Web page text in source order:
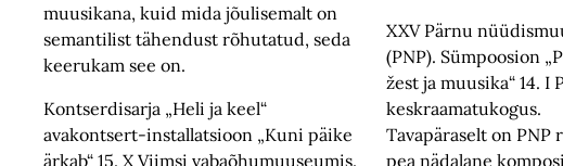
muusikana, kuid mida jõulisemalt on
semantilist tähendust rõhutatud, seda
keerukam see on.
Kontserdisarja „Heli ja keel“
avakontsert-installatsioon „Kuni päike
ärkab“ 15. X Viimsi vabaõhumuuseumis.
XXV Pärnu
(PNP). Sümpoosion
žest ja muusika“ 14. I
keskraamatu­kogus.
Tavapäraselt on PNP
pea nädalane